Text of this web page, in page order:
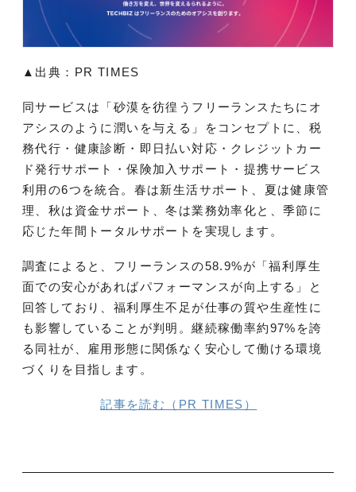
▲出典：PR TIMES
同サービスは「砂漠を彷徨うフリーランスたちにオ
アシスのように潤いを与える」をコンセプトに、税
務代行・健康診断・即日払い対応・クレジットカー
ド発行サポート・保険加入サポート・提携サービス
利用の6つを統合。春は新生活サポート、夏は健康管
理、秋は資金サポート、冬は業務効率化と、季節に
応じた年間トータルサポートを実現します。
調査によると、フリーランスの58.9%が「福利厚生
面での安心があればパフォーマンスが向上する」と
回答しており、福利厚生不足が仕事の質や生産性に
も影響していることが判明。継続稼働率約97%を誇
る同社が、雇用形態に関係なく安心して働ける環境
づくりを目指します。
記事を読む（PR TIMES）